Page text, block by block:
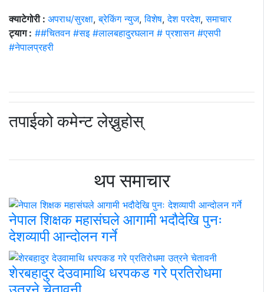
क्याटेगोरी : अपराध/सुरक्षा,ब्रेकिंग न्युज,विशेष,देश परदेश,समाचार
ट्याग : ##चितवन #सइ #लालबहादुरघलान # प्रशासन #एसपी
#नेपालप्रहरी
तपाईको कमेन्ट लेख्नुहोस्
थप समाचार
नेपाल शिक्षक महासंघले आगामी भदौदेखि पुनः
देशव्यापी आन्दोलन गर्ने
शेरबहादुर देउवामाथि धरपकड गरे प्रतिरोधमा